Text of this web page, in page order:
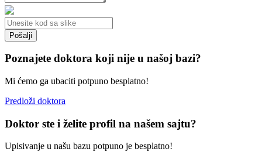
Poznajete doktora koji nije u našoj bazi?
Mi ćemo ga ubaciti potpuno besplatno!
Predloži doktora
Doktor ste i želite profil na našem sajtu?
Upisivanje u našu bazu potpuno je besplatno!